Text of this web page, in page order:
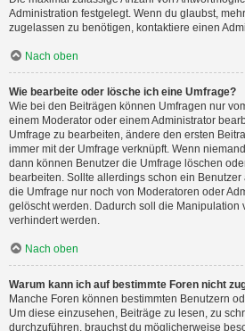
Administration festgelegt. Wenn du glaubst,
zugelassen zu benötigen, kontaktiere einen
Nach oben
Wie bearbeite oder lösche ich eine Umfrage?
Wie bei den Beiträgen können Umfragen nur
einem Moderator oder einem Administrator
Umfrage zu bearbeiten, ändere den ersten
immer mit der Umfrage verknüpft. Wenn
dann können Benutzer die Umfrage löschen
bearbeiten. Sollte allerdings schon ein
die Umfrage nur noch von Moderatoren oder
gelöscht werden. Dadurch soll die Manipulation
verhindert werden.
Nach oben
Warum kann ich auf bestimmte Foren nicht
Manche Foren können bestimmten Benutzern
Um diese einzusehen, Beiträge zu lesen, zu
durchzuführen, brauchst du möglicherweise